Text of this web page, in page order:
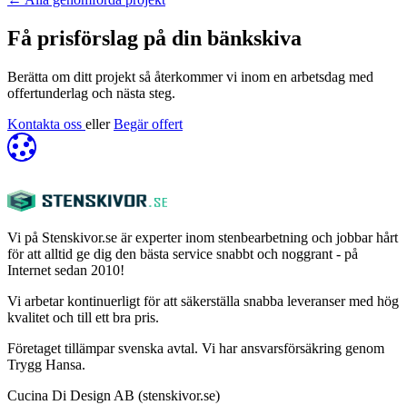
Få prisförslag på din bänkskiva
Berätta om ditt projekt så återkommer vi inom en arbetsdag med
offertunderlag och nästa steg.
Kontakta oss eller Begär offert
Vi på Stenskivor.se är experter inom stenbearbetning och jobbar hårt
för att alltid ge dig den bästa service snabbt och noggrant - på
Internet sedan 2010!
Vi arbetar kontinuerligt för att säkerställa snabba leveranser med hög
kvalitet och till ett bra pris.
Företaget tillämpar svenska avtal. Vi har ansvarsförsäkring genom
Trygg Hansa.
Cucina Di Design AB (stenskivor.se)